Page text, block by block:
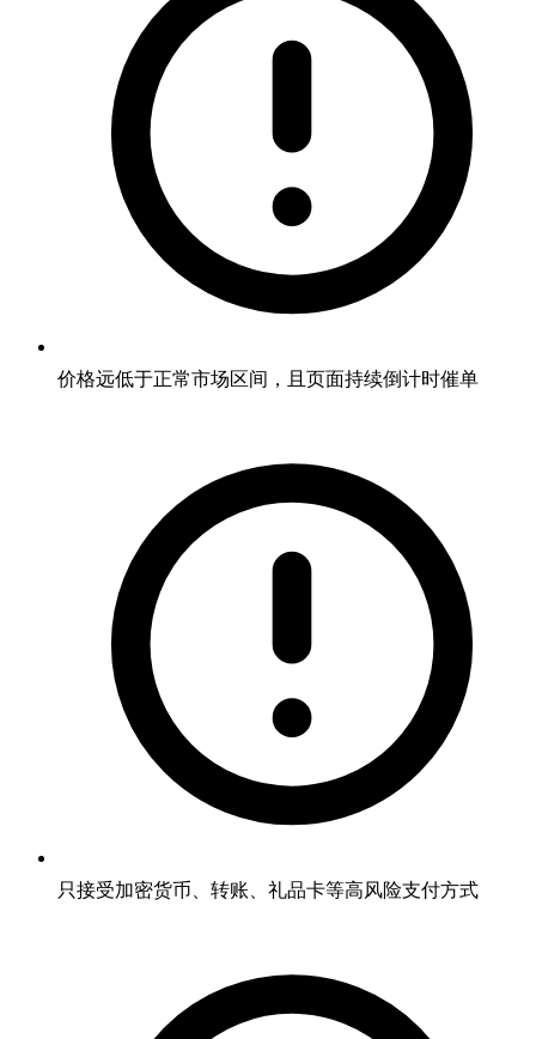
价格远低于正常市场区间，且页面持续倒计时催单
只接受加密货币、转账、礼品卡等高风险支付方式